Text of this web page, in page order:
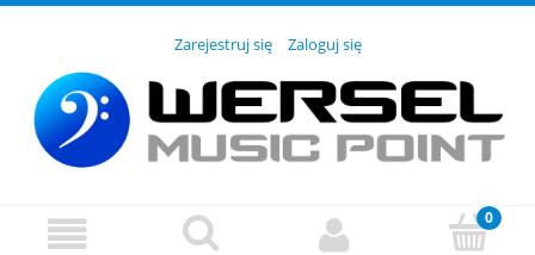
Zarejestruj się Zaloguj się